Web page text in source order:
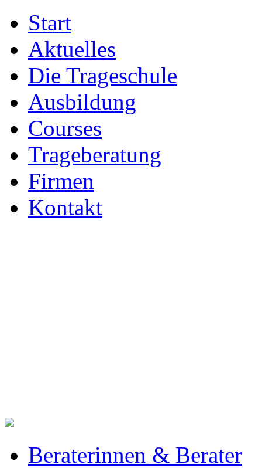
Start
Aktuelles
Die Trageschule
Ausbildung
Courses
Trageberatung
Firmen
Kontakt
Beraterinnen & Berater